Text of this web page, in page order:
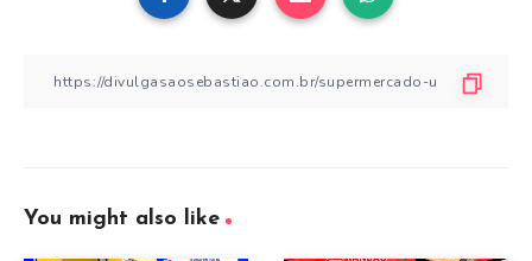
You might also like